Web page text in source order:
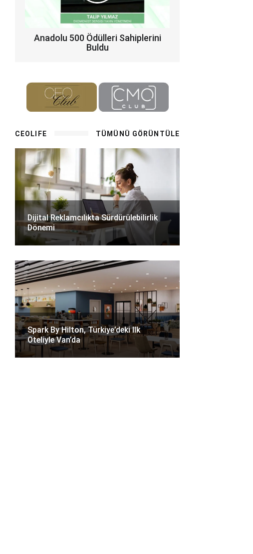
Anadolu 500 Ödülleri Sahiplerini
Buldu
CEOLIFE TÜMÜNÜ GÖRÜNTÜLE
Dijital Reklamcılıkta Sürdürülebilirlik
Dönemi
Spark By Hilton, Türkiye’deki Ilk
Oteliyle Van’da